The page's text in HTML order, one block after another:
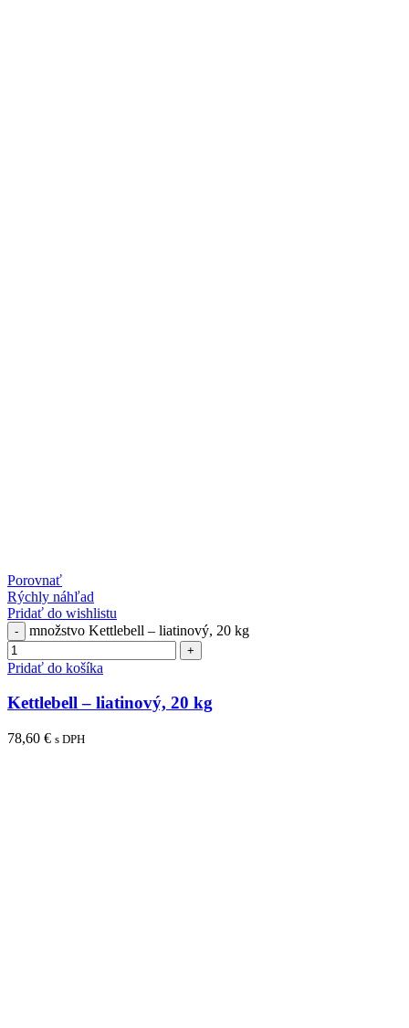
Porovnať
Rýchly náhľad
Pridať do wishlistu
množstvo Kettlebell – liatinový, 20 kg
Pridať do košíka
Kettlebell – liatinový, 20 kg
78,60 € s DPH